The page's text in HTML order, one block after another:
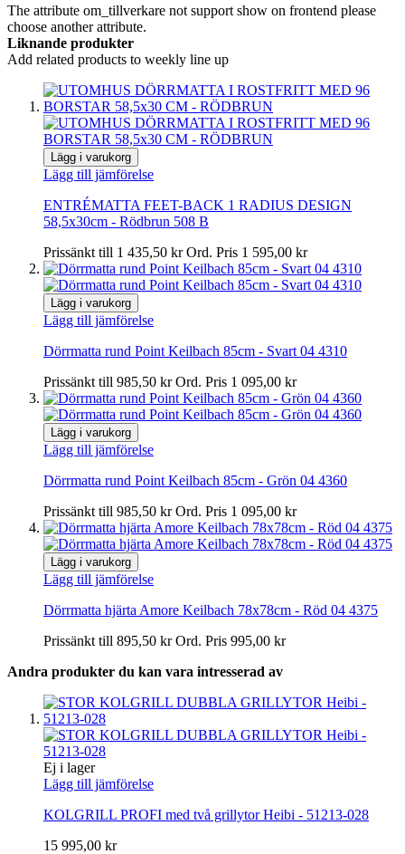
The attribute om_tillverkare not support show on frontend please
choose another attribute.
Liknande produkter
Add related products to weekly line up
Lägg i varukorg
Lägg till jämförelse
ENTRÉMATTA FEET-BACK 1 RADIUS DESIGN
58,5x30cm - Rödbrun 508 B
Prissänkt till 1 435,50 kr Ord. Pris 1 595,00 kr
Lägg i varukorg
Lägg till jämförelse
Dörrmatta rund Point Keilbach 85cm - Svart 04 4310
Prissänkt till 985,50 kr Ord. Pris 1 095,00 kr
Lägg i varukorg
Lägg till jämförelse
Dörrmatta rund Point Keilbach 85cm - Grön 04 4360
Prissänkt till 985,50 kr Ord. Pris 1 095,00 kr
Lägg i varukorg
Lägg till jämförelse
Dörrmatta hjärta Amore Keilbach 78x78cm - Röd 04 4375
Prissänkt till 895,50 kr Ord. Pris 995,00 kr
Andra produkter du kan vara intresserad av
Ej i lager
Lägg till jämförelse
KOLGRILL PROFI med två grillytor Heibi - 51213-028
15 995,00 kr